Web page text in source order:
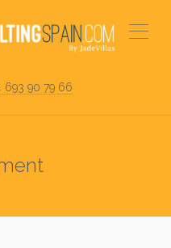
693 90 79 66